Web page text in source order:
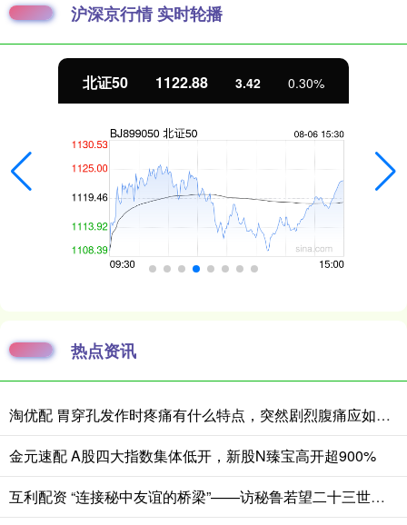
沪深京行情 实时轮播
北证50 1122.88 3.42 0.30%
热点资讯
淘优配 胃穿孔发作时疼痛有什么特点，突然剧烈腹痛应如何紧急处理
金元速配 A股四大指数集体低开，新股N臻宝高开超900%
互利配资 “连接秘中友谊的桥梁”——访秘鲁若望二十三世秘中学校校长帕扬